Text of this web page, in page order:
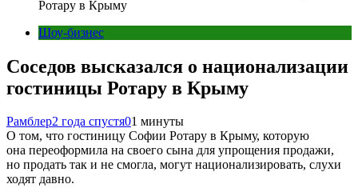
Ротару в Крыму
Шоу-бизнес
Соседов высказался о национализации
гостиницы Ротару в Крыму
Рамблер2 года спустя01 минуты
О том, что гостиницу Софии Ротару в Крыму, которую
она переоформила на своего сына для упрощения продажи,
но продать так и не смогла, могут национализировать, слухи
ходят давно.